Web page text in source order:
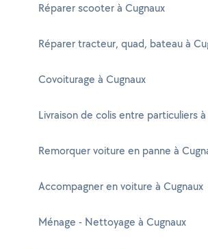
Réparer scooter à Cugnaux
Réparer tracteur, quad, bateau à
Covoiturage à Cugnaux
Livraison de colis entre particuliers à
Remorquer voiture en panne à
Accompagner en voiture à Cugnaux
Ménage - Nettoyage à Cugnaux